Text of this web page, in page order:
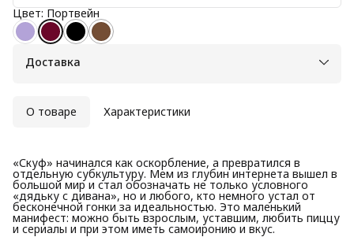
Цвет: Портвейн
Доставка
О товаре Характеристики
«Скуф» начинался как оскорбление, а превратился в
отдельную субкультуру. Мем из глубин интернета вышел в
большой мир и стал обозначать не только условного
«дядьку с дивана», но и любого, кто немного устал от
бесконечной гонки за идеальностью. Это маленький
манифест: можно быть взрослым, уставшим, любить пиццу
и сериалы и при этом иметь самоиронию и вкус.